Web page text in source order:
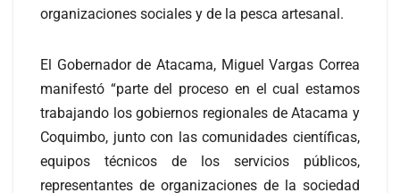
organizaciones sociales y de la pesca artesanal.
El Gobernador de Atacama, Miguel Vargas Correa
manifestó “parte del proceso en el cual estamos
trabajando los gobiernos regionales de Atacama y
Coquimbo, junto con las comunidades científicas,
equipos técnicos de los servicios públicos,
representantes de organizaciones de la sociedad